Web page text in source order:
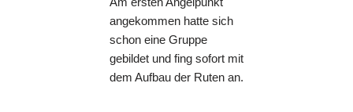
angekommen hatte sich
schon eine Gruppe
gebildet und fing sofort mit
dem Aufbau der Ruten an.